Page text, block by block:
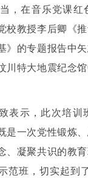
，在音乐党课红
校教授李后卿《
》的专题报告中
川特大地震纪念
表示，此次培训
是一次党性锻炼、
、凝聚共识的教
范班，切实起到